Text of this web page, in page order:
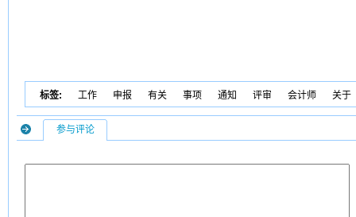
标签: 工作 申报 有关 事项 通知 评审 会计师 关于
参与评论